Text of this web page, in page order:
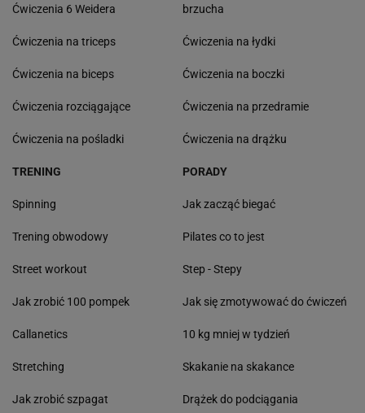
Ćwiczenia 6 Weidera
Ćwiczenia na triceps
Ćwiczenia na biceps
Ćwiczenia rozciągające
Ćwiczenia na pośladki
brzucha
Ćwiczenia na łydki
Ćwiczenia na boczki
Ćwiczenia na przedramie
Ćwiczenia na drążku
TRENING
Spinning
Trening obwodowy
Street workout
Jak zrobić 100 pompek
Callanetics
Stretching
Jak zrobić szpagat
PORADY
Jak zacząć biegać
Pilates co to jest
Step - Stepy
Jak się zmotywować do ćwiczeń
10 kg mniej w tydzień
Skakanie na skakance
Drążek do podciągania